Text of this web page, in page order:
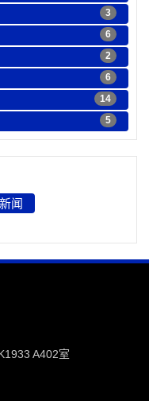
3
6
2
6
14
5
闻
A402室